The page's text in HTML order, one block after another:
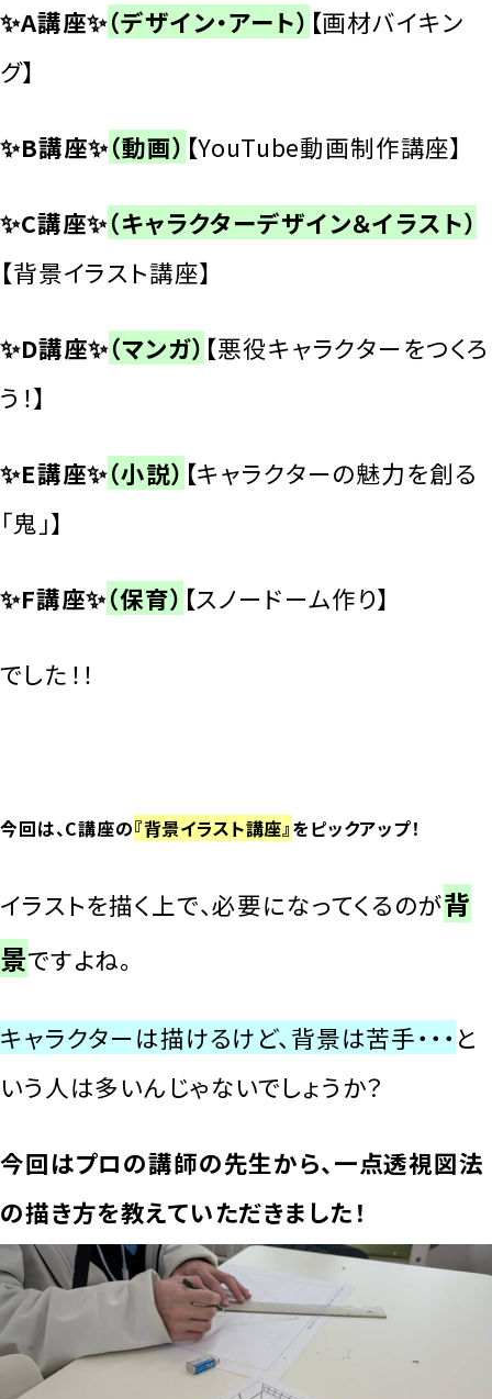
✨A講座✨（デザイン・アート） 【画材バイキン
グ】
✨B講座✨（動画） 【YouTube動画制作講座】
✨C講座✨（キャラクターデザイン＆イラスト）
【背景イラスト講座】
✨D講座✨（マンガ） 【悪役キャラクターをつくろ
う！】
✨E講座✨（小説） 【キャラクターの魅力を創る
「鬼」】
✨F講座✨（保育） 【スノードーム作り】
でした！！
今回は、C講座の『背景イラスト講座』をピックアップ！
イラストを描く上で、必要になってくるのが背
景ですよね。
キャラクターは描けるけど、背景は苦手・・・ と
いう人は多いんじゃないでしょうか？
今回はプロの講師の先生から、一点透視図法
の描き方を教えていただきました！